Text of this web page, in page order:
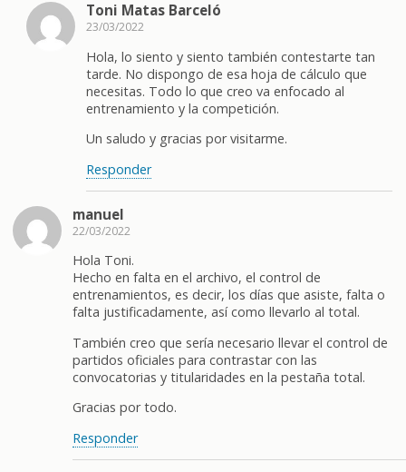
Toni Matas Barceló
23/03/2022
Hola, lo siento y siento también contestarte tan
tarde. No dispongo de esa hoja de cálculo que
necesitas. Todo lo que creo va enfocado al
entrenamiento y la competición.
Un saludo y gracias por visitarme.
Responder
manuel
22/03/2022
Hola Toni.
Hecho en falta en el archivo, el control de
entrenamientos, es decir, los días que asiste, falta o
falta justificadamente, así como llevarlo al total.
También creo que sería necesario llevar el control de
partidos oficiales para contrastar con las
convocatorias y titularidades en la pestaña total.
Gracias por todo.
Responder